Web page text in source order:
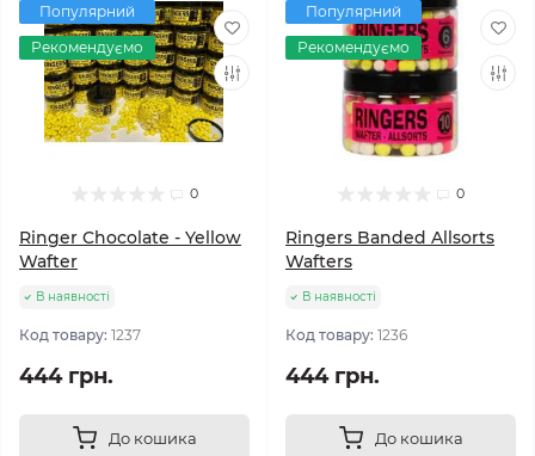
Популярний
Рекомендуємо
0
Ringer Chocolate - Yellow
Wafter
В наявності
Код товару: 1237
444 грн.
До кошика
Популярний
Рекомендуємо
0
Ringers Banded Allsorts
Wafters
В наявності
Код товару: 1236
444 грн.
До кошика